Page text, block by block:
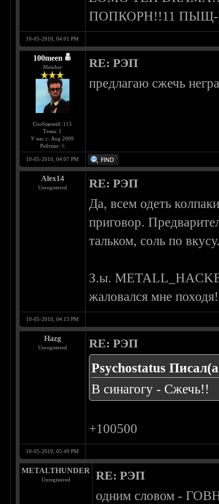
ПОПКОРН!!11
10-05-2010, 04:01 PM
100meen
Member
Сообщений: 115
Темы: 1
У нас с: Aug 2009
Рейтинг: 6
RE: РЭП
предлагаю сжечь
10-05-2010, 04:07 PM
Alex14
Unregistered RE: РЭП
Да, всем одеть
приговор.
тальком, соль по
З.ы.
жаловался мне походя!
10-05-2010, 04:15 PM
Hazg
Unregistered RE: РЭП
Psychostatus
В синагогу - Сжечь!!
+100500
10-05-2010, 05:49 PM
METALTHUNDER
Unregistered RE: РЭП
одним словом -